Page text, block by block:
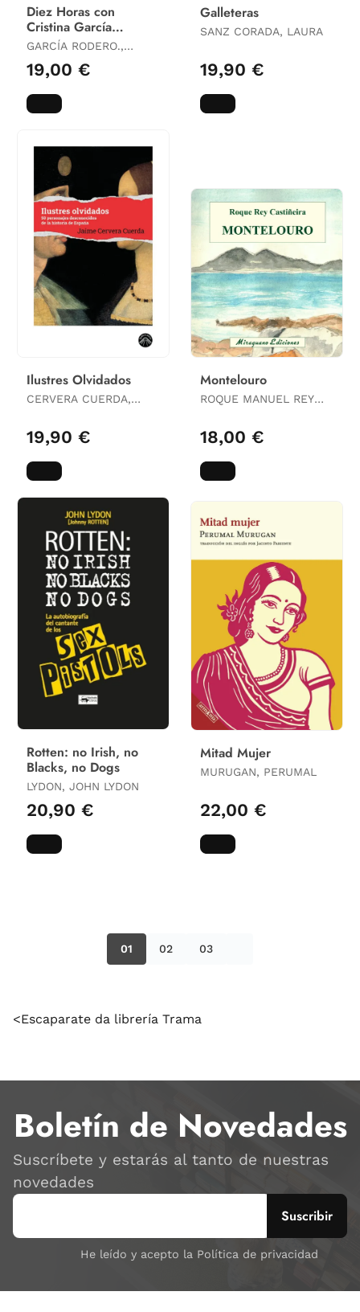
Diez Horas con
Cristina García
Rodero.
GARCÍA RODERO.,
19,00 €
Galleteras
SANZ CORADA, LAURA
19,90 €
Ilustres Olvidados
CERVERA CUERDA,
19,90 €
Montelouro
ROQUE MANUEL REY
18,00 €
Rotten: no Irish, no
Blacks, no Dogs
LYDON, JOHN LYDON
20,90 €
Mitad Mujer
MURUGAN, PERUMAL
22,00 €
01 02 03
<Escaparate da librería Trama
Boletín de Novedades
Suscríbete y estarás al tanto de nuestras
novedades
He leído y acepto la Política de privacidad